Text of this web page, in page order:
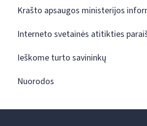
Krašto apsaugos ministerijos
Interneto svetainės atitikties
Ieškome turto savininkų
Nuorodos